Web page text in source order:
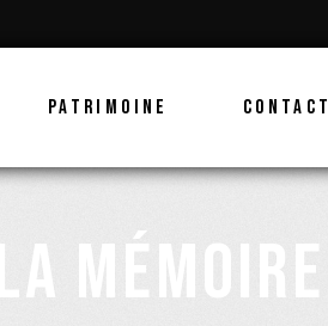
PATRIMOINE CONTACT
MÉMOIRE